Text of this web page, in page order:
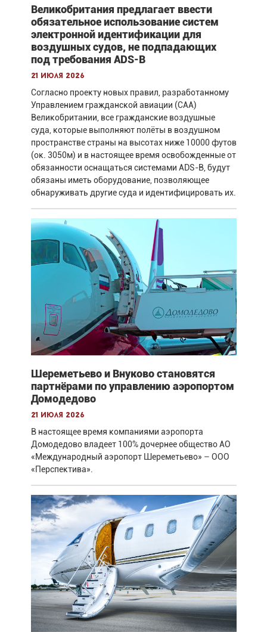
Великобритания предлагает ввести
обязательное использование систем
электронной идентификации для
воздушных судов, не подпадающих
под требования ADS-B
21 июля 2026
Согласно проекту новых правил, разработанному
Управлением гражданской авиации (CAA)
Великобритании, все гражданские воздушные
суда, которые выполняют полёты в воздушном
пространстве страны на высотах ниже 10000 футов
(ок. 3050м) и в настоящее время освобожденные от
обязанности оснащаться системами ADS-B, будут
обязаны иметь оборудование, позволяющее
обнаруживать другие суда и идентифицировать их.
Шереметьево и Внуково становятся
партнёрами по управлению аэропортом
Домодедово
21 июля 2026
В настоящее время компаниями аэропорта
Домодедово владеет 100% дочернее общество АО
«Международный аэропорт Шереметьево» – ООО
«Перспектива».